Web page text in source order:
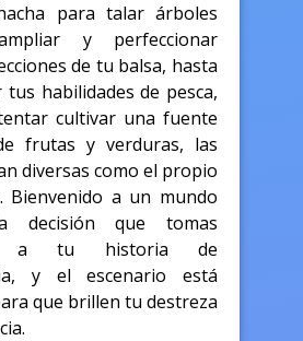
para talar árboles
y perfeccionar
de tu balsa, hasta
tus habilidades de pesca,
cultivar una fuente
frutas y verduras, las
diversas como el propio
Bienvenido a un mundo
decisión que tomas
a tu historia de
y el escenario está
que brillen tu destreza